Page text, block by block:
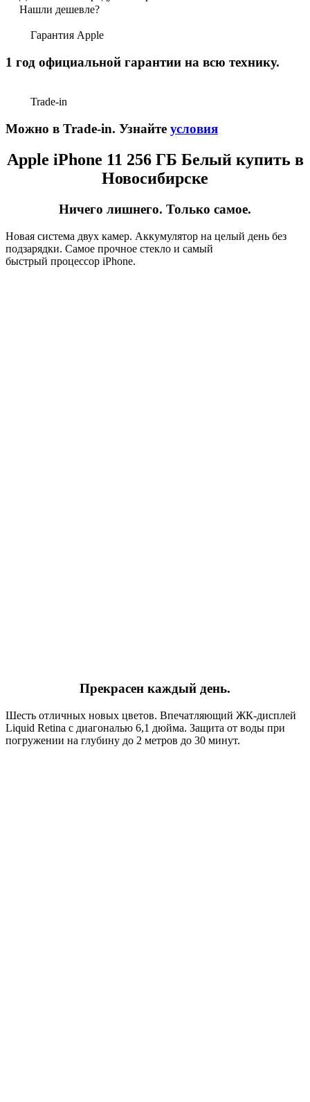
Нашли дешевле?
Гарантия Apple
1 год официальной гарантии на всю технику.
Trade-in
Можно в Trade-in. Узнайте условия
Apple iPhone 11 256 ГБ Белый купить в
Новосибирске
Ничего лишнего. Только самое.
Новая система двух камер. Аккумулятор на целый день без
подзарядки. Самое прочное стекло и самый
быстрый процессор iPhone.
Прекрасен каждый день.
Шесть отличных новых цветов. Впечатляющий ЖК‑дисплей
Liquid Retina с диагональю 6,1 дюйма. Защита от воды при
погружении на глубину до 2 метров до 30 минут.